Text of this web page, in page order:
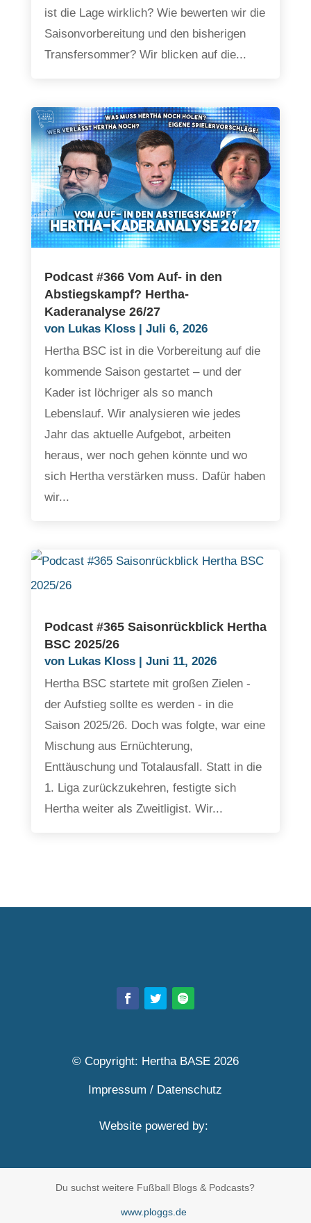
ist die Lage wirklich? Wie bewerten wir die
Saisonvorbereitung und den bisherigen
Transfersommer? Wir blicken auf die...
Podcast #366 Vom Auf- in den
Abstiegskampf? Hertha-
Kaderanalyse 26/27
von Lukas Kloss| Juli 6, 2026
Hertha BSC ist in die Vorbereitung auf die
kommende Saison gestartet – und der
Kader ist löchriger als so manch
Lebenslauf. Wir analysieren wie jedes
Jahr das aktuelle Aufgebot, arbeiten
heraus, wer noch gehen könnte und wo
sich Hertha verstärken muss. Dafür haben
wir...
Podcast #365 Saisonrückblick Hertha
BSC 2025/26
von Lukas Kloss| Juni 11, 2026
Hertha BSC startete mit großen Zielen -
der Aufstieg sollte es werden - in die
Saison 2025/26. Doch was folgte, war eine
Mischung aus Ernüchterung,
Enttäuschung und Totalausfall. Statt in die
1. Liga zurückzukehren, festigte sich
Hertha weiter als Zweitligist. Wir...
© Copyright: Hertha BASE 2026
Impressum / Datenschutz
Website powered by:
Du suchst weitere Fußball Blogs & Podcasts?
www.ploggs.de